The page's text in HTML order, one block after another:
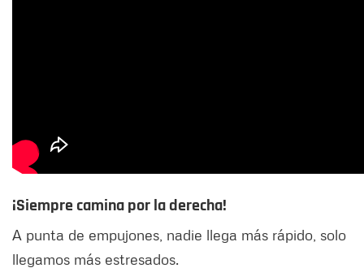
¡Siempre camina por la derecha!
A punta de empujones, nadie llega más rápido, solo
llegamos más estresados.